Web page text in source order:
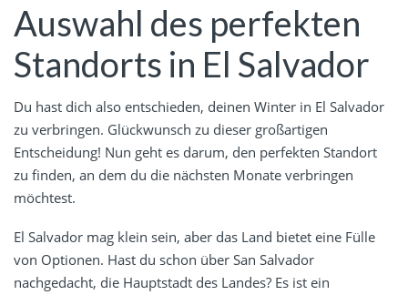
Auswahl des perfekten
Standorts in El Salvador
Du hast dich also entschieden, deinen Winter in El Salvador
zu verbringen. Glückwunsch zu dieser großartigen
Entscheidung! Nun geht es darum, den perfekten Standort
zu finden, an dem du die nächsten Monate verbringen
möchtest.
El Salvador mag klein sein, aber das Land bietet eine Fülle
von Optionen. Hast du schon über San Salvador
nachgedacht, die Hauptstadt des Landes? Es ist ein